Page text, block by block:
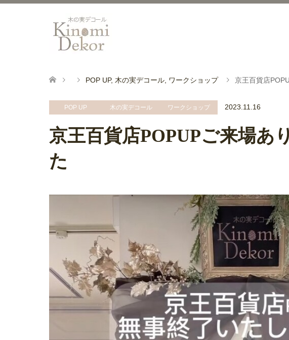
POP UP, 木の実デコール ワークショップ 京王百貨店
POP UP 木の実デコール ワークショップ 2023.11.16
京王百貨店POPUPご来場あ
た